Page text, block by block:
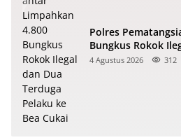
Polres
Bungkus Rokok
Pelaku ke Bea Cukai
4 Agustus 2026 312